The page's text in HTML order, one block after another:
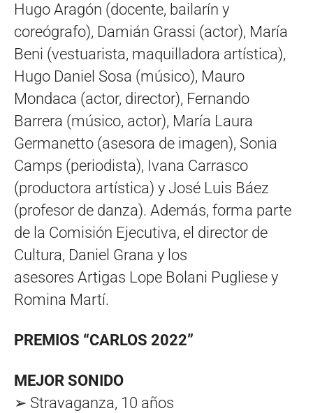
Hugo Aragón (docente, bailarín y
coreógrafo), Damián Grassi (actor), María
Beni (vestuarista, maquilladora artística),
Hugo Daniel Sosa (músico), Mauro
Mondaca (actor, director), Fernando
Barrera (músico, actor), María Laura
Germanetto (asesora de imagen), Sonia
Camps (periodista), Ivana Carrasco
(productora artística) y José Luis Báez
(profesor de danza). Además, forma parte
de la Comisión Ejecutiva, el director de
Cultura, Daniel Grana y los
asesores Artigas Lope Bolani Pugliese y
Romina Martí.
PREMIOS “CARLOS 2022”
MEJOR SONIDO
➢ Stravaganza, 10 años